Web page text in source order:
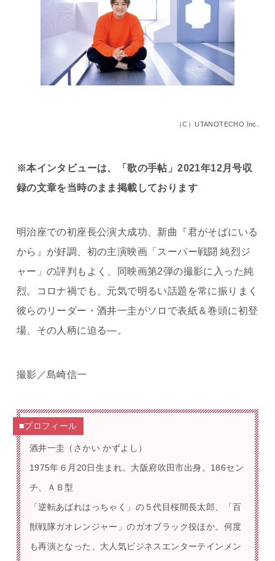
（C）UTANOTECHO Inc.
※本インタビューは、「歌の手帖」2021年12月号収
録の文章を当時のまま掲載しております
明治座での初座長公演大成功、新曲『君がそばにいる
から』が好調、初の主演映画「スーパー戦闘 純烈ジ
ャー」の評判もよく、同映画第2弾の撮影に入った純
烈。コロナ禍でも、元気で明るい話題を常に振りまく
彼らのリーダー・酒井一圭がソロで表紙＆巻頭に初登
場、その人柄に迫る―。
撮影／島崎信一
■プロフィール
酒井一圭（さかい かずよし）
1975年６月20日生まれ。大阪府吹田市出身。186セン
チ、ＡＢ型
「逆転あばれはっちゃく」の５代目桜間長太郎、「百
獣戦隊ガオレンジャー」のガオブラック役ほか。何度
も再演となった、大人気ビジネスエンターテインメン